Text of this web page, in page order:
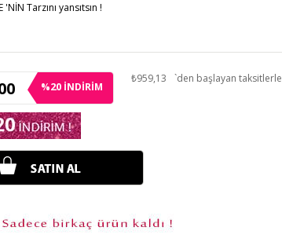
'NİN Tarzını yansıtsın !
%20İNDIRIM
₺959,13 `den başlayan taksitlerle